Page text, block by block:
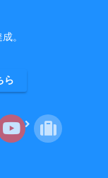
。
ら